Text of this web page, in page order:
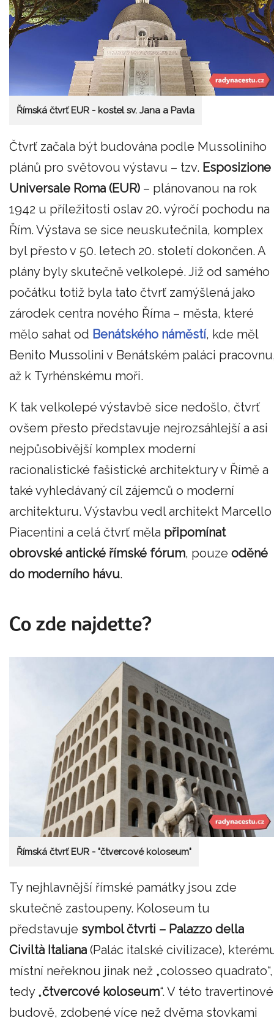
Římská čtvrť EUR - kostel sv. Jana a Pavla
Čtvrť začala být budována podle Mussoliniho
plánů pro světovou výstavu – tzv. Esposizione
Universale Roma (EUR) – plánovanou na rok
1942 u příležitosti oslav 20. výročí pochodu na
Řím. Výstava se sice neuskutečnila, komplex
byl přesto v 50. letech 20. století dokončen. A
plány byly skutečně velkolepé. Již od samého
počátku totiž byla tato čtvrť zamýšlená jako
zárodek centra nového Říma – města, které
mělo sahat od Benátského náměstí, kde měl
Benito Mussolini v Benátském paláci
až k Tyrhénskému moři.
K tak velkolepé výstavbě sice nedošlo, čtvrť
ovšem přesto představuje nejrozsáhlejší a asi
nejpůsobivější komplex moderní
racionalistické fašistické architektury v Římě a
také vyhledávaný cíl zájemců o moderní
architekturu. Výstavbu vedl architekt Marcello
Piacentini a celá čtvrť měla připomínat
obrovské antické římské fórum, pouze oděné
do moderního hávu.
Co zde najdette?
Římská čtvrť EUR - "čtvercové koloseum"
Ty nejhlavnější římské památky jsou zde
skutečně zastoupeny. Koloseum tu
představuje symbol čtvrti – Palazzo della
Civiltà Italiana (Palác italské civilizace),
místní neřeknou jinak než „colosseo quadrato“,
tedy „čtvercové koloseum“. V této travertinové
budově, zdobené více než dvěma stovkami